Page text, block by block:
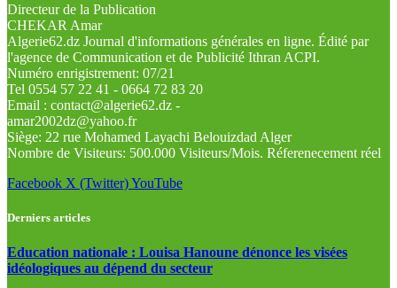
Directeur de la Publication
CHEKAR Amar
Algerie62.dz Journal d'informations générales en ligne. Édité par
l'agence de Communication et de Publicité Ithran ACPI.
Numéro enrigistrement: 07/21
Tel 0554 57 22 41 - 0664 72 83 20
Email : contact@algerie62.dz -
amar2002dz@yahoo.fr
Siège: 22 rue Mohamed Layachi Belouizdad Alger
Nombre de Visiteurs: 500.000 Visiteurs/Mois. Réferenecement réel
Facebook X (Twitter)YouTube
Derniers articles
Education nationale : Louisa Hanoune dénonce les visées
idéologiques au dépend du secteur